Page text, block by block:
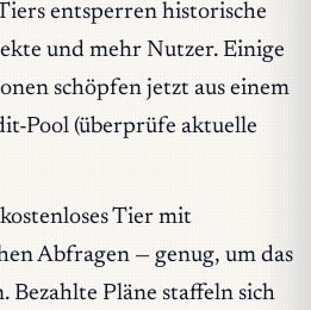
entsperren historische
und mehr Nutzer. Einige
schöpfen jetzt aus einem
Pool (überprüfe aktuelle
Tier mit
Abfragen — genug, um das
Bezahlte Pläne staffeln sich